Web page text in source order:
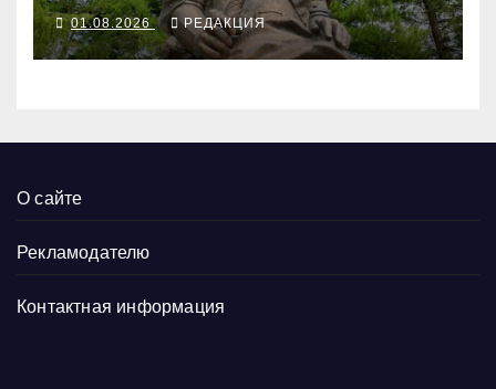
01.08.2026 РЕДАКЦИЯ
О сайте
Рекламодателю
Контактная информация